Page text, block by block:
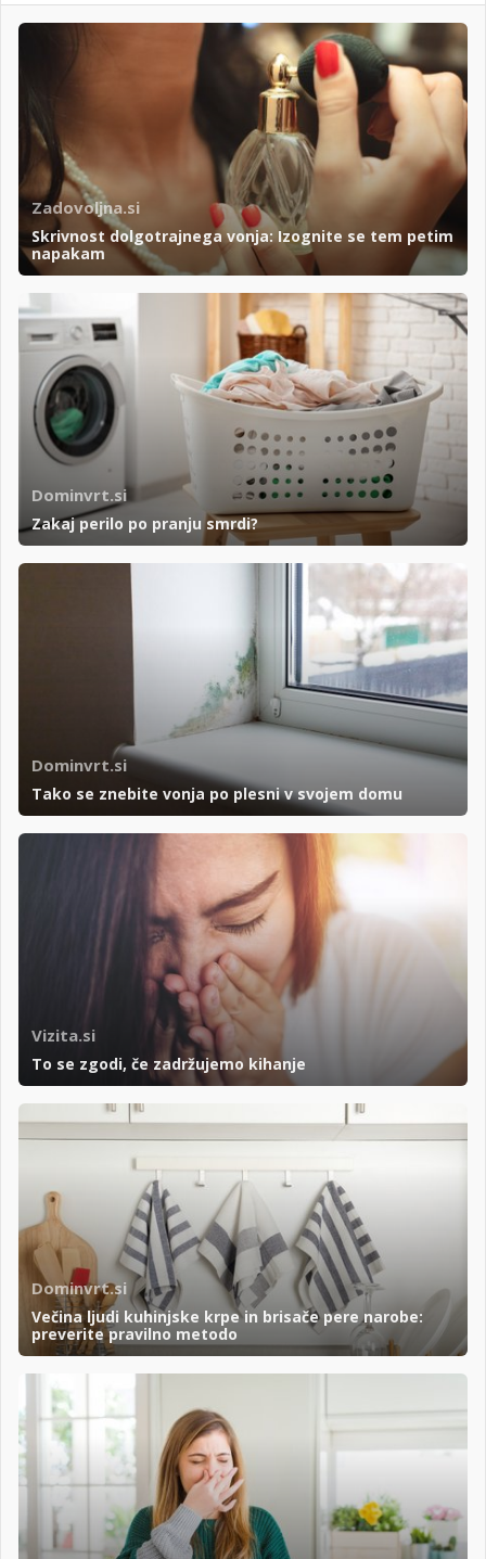
Zadovoljna.si
Skrivnost dolgotrajnega vonja: Izognite se tem petim
napakam
Dominvrt.si
Zakaj perilo po pranju smrdi?
Dominvrt.si
Tako se znebite vonja po plesni v svojem domu
Vizita.si
To se zgodi, če zadržujemo kihanje
Dominvrt.si
Večina ljudi kuhinjske krpe in brisače pere narobe:
preverite pravilno metodo